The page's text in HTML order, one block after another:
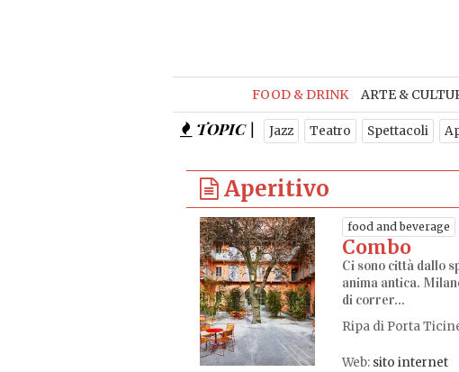
FOOD & DRINK ARTE &
TOPIC | Jazz Teatro Spettacoli
Aperitivo
food and beverage
Combo
Ci sono città dallo
anima antica.
di correr...
Ripa di Porta
Web: sito internet